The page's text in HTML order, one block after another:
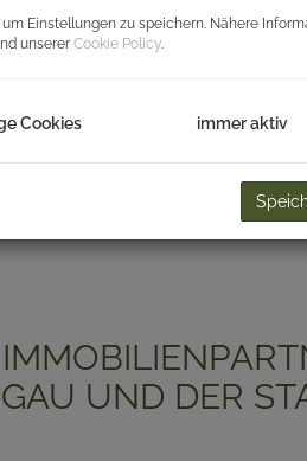
UND DER
Einstellungen zu speichern. Nähere
unserer Cookie Policy
Cookies immer aktiv